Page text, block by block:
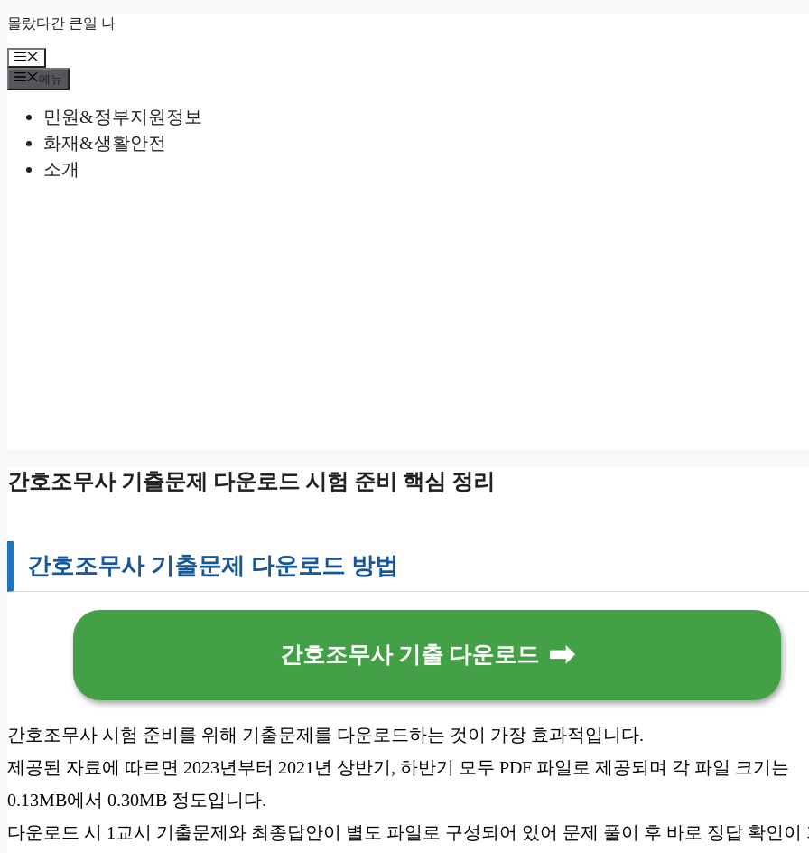
컨
츠
로
몰랐다간 큰일 나
메
뉴
메뉴
민원&정부지원정보
화재&생활안전
소개
간호조무사 기출문제 다운로드 시험 준비 핵심 정리
간호조무사 기출문제 다운로드 방법
간호조무사 기출 다운로드
간호조무사 시험 준비를 위해 기출문제를 다운로드하는 것이 가장 효과적입니다.
제공된 자료에 따르면 2023년부터 2021년 상반기, 하반기 모두 PDF 파일로 제공되며 각 파일 크기는
0.13MB에서 0.30MB 정도입니다.
다운로드 시 1교시 기출문제와 최종답안이 별도 파일로 구성되어 있어 문제 풀이 후 바로 정답 확인이